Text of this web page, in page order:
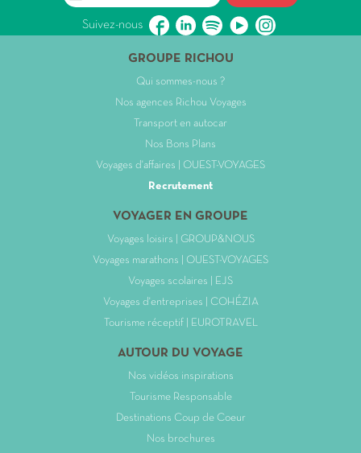
Suivez-nous
GROUPE RICHOU
Qui sommes-nous ?
Nos agences Richou Voyages
Transport en autocar
Nos Bons Plans
Voyages d'affaires | OUEST-VOYAGES
Recrutement
VOYAGER EN GROUPE
Voyages loisirs | GROUP&NOUS
Voyages marathons | OUEST-VOYAGES
Voyages scolaires | EJS
Voyages d'entreprises | COHÉZIA
Tourisme réceptif | EUROTRAVEL
AUTOUR DU VOYAGE
Nos vidéos inspirations
Tourisme Responsable
Destinations Coup de Coeur
Nos brochures